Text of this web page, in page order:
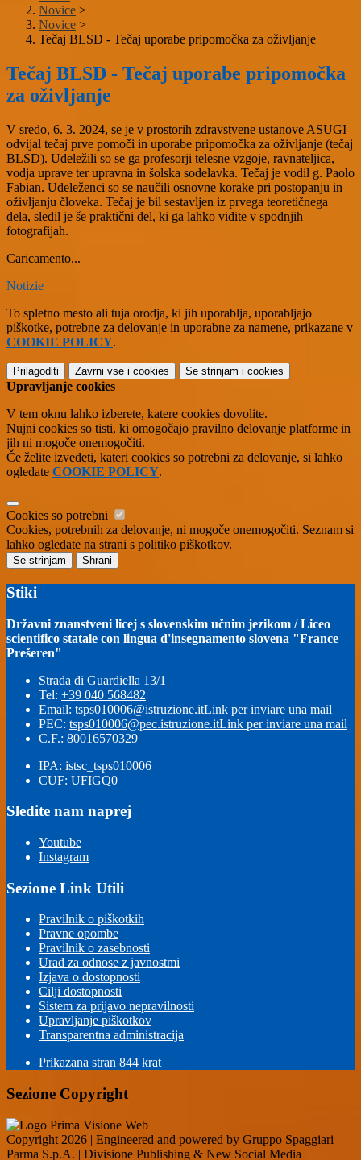
Novice >
Novice >
Tečaj BLSD - Tečaj uporabe pripomočka za oživljanje
Tečaj BLSD - Tečaj uporabe pripomočka
za oživljanje
V sredo, 6. 3. 2024, se je v prostorih zdravstvene ustanove ASUGI
odvijal tečaj prve pomoči in uporabe pripomočka za oživljanje (tečaj
BLSD). Udeležili so se ga profesorji telesne vzgoje, ravnateljica,
vodja uprave ter upravna in šolska sodelavka. Tečaj je vodil g. Paolo
Fabian. Udeleženci so se naučili osnovne korake pri postopanju in
oživljanju človeka. Tečaj je bil sestavljen iz prvega teoretičnega
dela, sledil je še praktični del, ki ga lahko vidite v spodnjih
fotografijah.
Caricamento...
Notizie
To spletno mesto ali tuja orodja, ki jih uporablja, uporabljajo
piškotke, potrebne za delovanje in uporabne za namene, prikazane v
COOKIE POLICY.
Prilagoditi Zavrni vse i cookies Se strinjam i cookies
Upravljanje cookies
V tem oknu lahko izberete, katere cookies dovolite.
Nujni cookies so tisti, ki omogočajo pravilno delovanje platforme in
jih ni mogoče onemogočiti.
Če želite izvedeti, kateri cookies so potrebni za delovanje, si lahko
ogledate COOKIE POLICY.
Cookies so potrebni
Cookies, potrebnih za delovanje, ni mogoče onemogočiti. Seznam si
lahko ogledate na strani s politiko piškotkov.
Se strinjam Shrani
Stiki
Državni znanstveni licej s slovenskim učnim jezikom / Liceo
scientifico statale con lingua d'insegnamento slovena "France
Prešeren"
Strada di Guardiella 13/1
Tel: +39 040 568482
Email: tsps010006@istruzione.itLink per inviare una mail
PEC: tsps010006@pec.istruzione.itLink per inviare una mail
C.F.: 80016570329
IPA: istsc_tsps010006
CUF: UFIGQ0
Sledite nam naprej
Youtube
Instagram
Sezione Link Utili
Pravilnik o piškotkih
Pravne opombe
Pravilnik o zasebnosti
Urad za odnose z javnostmi
Izjava o dostopnosti
Cilji dostopnosti
Sistem za prijavo nepravilnosti
Upravljanje piškotkov
Transparentna administracija
Prikazana stran 844 krat
Sezione Copyright
Copyright 2026 | Engineered and powered by Gruppo Spaggiari
Parma S.p.A. | Divisione Publishing & New Social Media